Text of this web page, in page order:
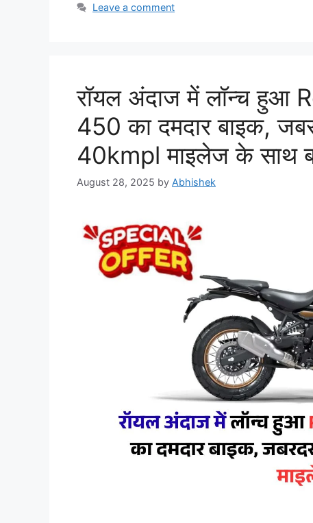
Leave a comment
रॉयल अंदाज में लॉन्च हुआ
450 का दमदार बाइक,
40kmpl माइलेज के साथ
August 28, 2025 by Abhishek